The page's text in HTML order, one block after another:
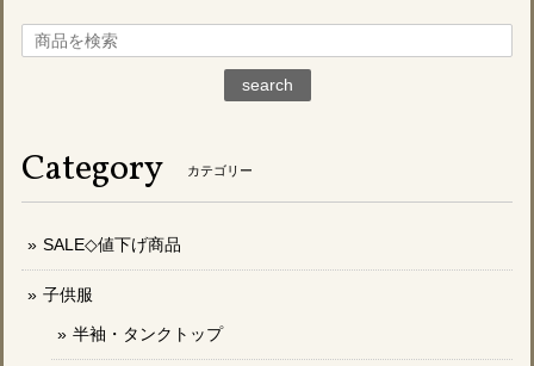
search
Category カテゴリー
SALE◇値下げ商品
子供服
半袖・タンクトップ